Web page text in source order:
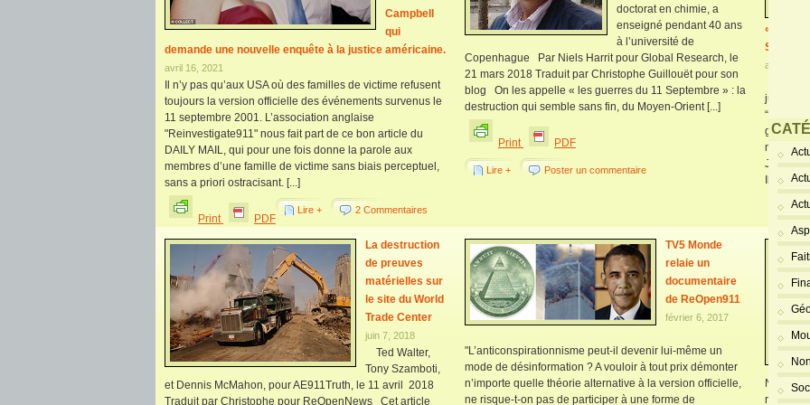
Campbell
qui
demande une nouvelle enquête à la justice américaine.
avril 16, 2021
Il n’y pas qu’aux USA où des familles de victime refusent
toujours la version officielle des événements survenus le
11 septembre 2001. L’association anglaise
"Reinvestigate911" nous fait part de ce bon article du
DAILY MAIL, qui pour une fois donne la parole aux
membres d’une famille de victime sans biais perceptuel,
sans a priori ostracisant. [...]
Print PDF
Lire + 2 Commentaires
doctorat en chimie, a
enseigné pendant 40 ans
à l’université de
Copenhague Par Niels Harrit pour Global Research, le
21 mars 2018 Traduit par Christophe Guillouët pour son
blog On les appelle « les guerres du 11 Septembre » : la
destruction qui semble sans fin, du Moyen-Orient [...]
Print PDF
Lire + Poster un commentaire
« sait »
août 29,
juillet
Joseph
Il est
La destruction
de preuves
matérielles sur
le site du World
Trade Center
juin 7, 2018
Ted Walter,
Tony Szamboti,
et Dennis McMahon, pour AE911Truth, le 11 avril 2018
Traduit par Christophe pour ReOpenNews Cet article
TV5 Monde
relaie un
documentaire
de ReOpen911
février 6, 2017
"L’anticonspirationnisme peut-il devenir lui-même un
mode de désinformation ? A vouloir à tout prix démonter
n’importe quelle théorie alternative à la version officielle,
ne risque-t-on pas de participer à une forme de
News,
relayait